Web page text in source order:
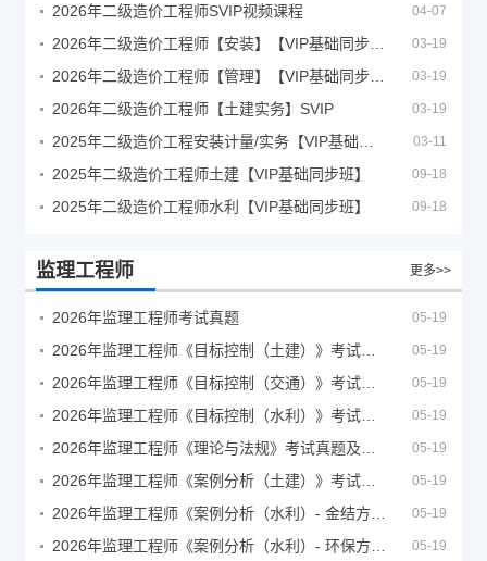
2026年二级造价工程师SVIP视频课程 04-07
03-19
03-19
2026年二级造价工程师【土建实务】SVIP 03-19
03-11
2025年二级造价工程师土建【VIP基础同步班】 09-18
2025年二级造价工程师水利【VIP基础同步班】 09-18
监理工程师 更多>>
2026年监理工程师考试真题 05-19
05-19
05-19
05-19
05-19
05-19
05-19
05-19